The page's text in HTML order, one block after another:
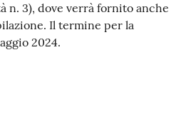
n. 3), dove verrà fornito anche
Il termine per la
2024.